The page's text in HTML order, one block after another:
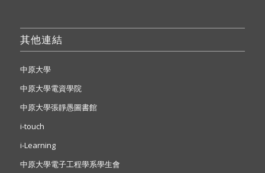
其他連結
中原大學
中原大學電資學院
中原大學張靜愚圖書館
i-touch
i-Learning
中原大學電子工程學系學生會